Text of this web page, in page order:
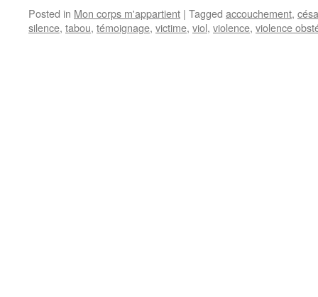
Posted in Mon corps m'appartient | Tagged accouchement,
silence, tabou, témoignage, victime, viol, violence, violence